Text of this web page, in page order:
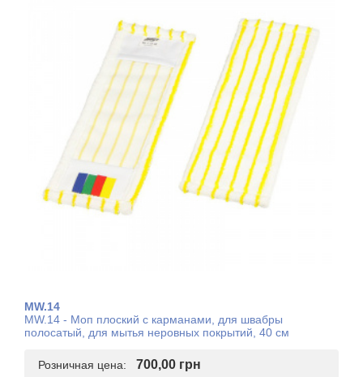
MW.14
MW.14 - Моп плоский с карманами, для швабры
полосатый, для мытья неровных покрытий, 40 см
Розничная цена: 700,00 грн